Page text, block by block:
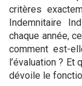
critères
Indemnitaire
chaque année,
comment est-
l’évaluation ?
dévoile le